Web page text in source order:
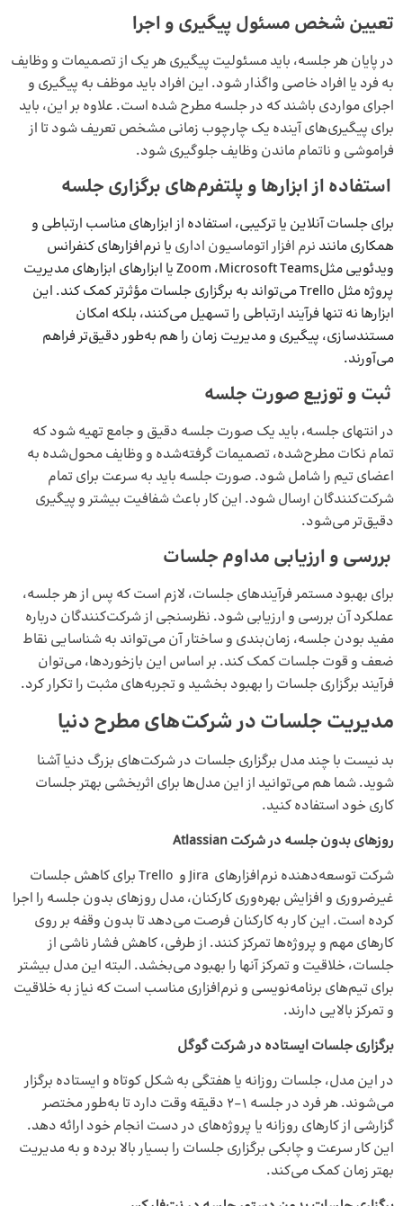
تعیین شخص مسئول پیگیری و اجرا
در پایان هر جلسه، باید مسئولیت پیگیری هر یک از تصمیمات و وظایف
به فرد یا افراد خاصی واگذار شود. این افراد باید موظف به پیگیری و
اجرای مواردی باشند که در جلسه مطرح شده است. علاوه بر این، باید
برای پیگیری‌های آینده یک چارچوب زمانی مشخص تعریف شود تا از
فراموشی و ناتمام ماندن وظایف جلوگیری شود.
استفاده از ابزارها و پلتفرم‌های برگزاری جلسه
برای جلسات آنلاین یا ترکیبی، استفاده از ابزارهای مناسب ارتباطی و
همکاری مانند نرم افزار اتوماسیون اداری یا نرم‌افزارهای کنفرانس
ویدئویی مثلZoom ،Microsoft Teams یا ابزارهای ابزارهای مدیریت
پروژه مثل Trello می‌تواند به برگزاری جلسات مؤثرتر کمک کند. این
ابزارها نه تنها فرآیند ارتباطی را تسهیل می‌کنند، بلکه امکان
مستندسازی، پیگیری و مدیریت زمان را هم به‌طور دقیق‌تر فراهم
می‌آورند.
ثبت و توزیع صورت‌ جلسه
در انتهای جلسه، باید یک صورت ‌جلسه دقیق و جامع تهیه شود که
تمام نکات مطرح‌شده، تصمیمات گرفته‌شده و وظایف محول‌شده به
اعضای تیم را شامل شود. صورت‌ جلسه باید به سرعت برای تمام
شرکت‌کنندگان ارسال شود. این کار باعث شفافیت بیشتر و پیگیری
دقیق‌تر می‌شود.
بررسی و ارزیابی مداوم جلسات
برای بهبود مستمر فرآیندهای جلسات، لازم است که پس از هر جلسه،
عملکرد آن بررسی و ارزیابی شود. نظرسنجی از شرکت‌کنندگان درباره
مفید بودن جلسه، زمان‌بندی و ساختار آن می‌تواند به شناسایی نقاط
ضعف و قوت جلسات کمک کند. بر اساس این بازخوردها، می‌توان
فرآیند برگزاری جلسات را بهبود بخشید و تجربه‌های مثبت را تکرار کرد.
مدیریت جلسات در شرکت‌های مطرح دنیا
بد نیست با چند مدل برگزاری جلسات در شرکت‌های بزرگ دنیا آشنا
شوید. شما هم می‌توانید از این مدل‌ها برای اثربخشی بهتر جلسات
کاری خود استفاده کنید.
روزهای بدون جلسه در شرکتAtlassian
شرکت توسعه‌دهنده نرم‌افزارهای Jira و Trello برای کاهش جلسات
غیرضروری و افزایش بهره‌وری کارکنان، مدل روزهای بدون جلسه را اجرا
کرده است. این کار به کارکنان فرصت می‌دهد تا بدون وقفه بر روی
کارهای مهم و پروژه‌ها تمرکز کنند. از طرفی، کاهش فشار ناشی از
جلسات، خلاقیت و تمرکز آنها را بهبود می‌بخشد. البته این مدل بیشتر
برای تیم‌های برنامه‌نویسی و نرم‌افزاری مناسب است که نیاز به خلاقیت
و تمرکز بالایی دارند.
برگزاری جلسات ایستاده در شرکت گوگل
در این مدل، جلسات روزانه یا هفتگی به شکل کوتاه و ایستاده برگزار
می‌شوند. هر فرد در جلسه 1-2 دقیقه وقت دارد تا به‌طور مختصر
گزارشی از کارهای روزانه یا پروژه‌های در دست انجام خود ارائه دهد.
این کار سرعت و چابکی برگزاری جلسات را بسیار بالا برده و به مدیریت
بهتر زمان کمک می‌کند.